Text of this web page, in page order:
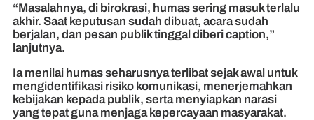
“Masalahnya, di birokrasi, humas sering masuk terlalu
akhir. Saat keputusan sudah dibuat, acara sudah
berjalan, dan pesan publik tinggal diberi caption,”
lanjutnya.
Ia menilai humas seharusnya terlibat sejak awal untuk
mengidentifikasi risiko komunikasi, menerjemahkan
kebijakan kepada publik, serta menyiapkan narasi
yang tepat guna menjaga kepercayaan masyarakat.